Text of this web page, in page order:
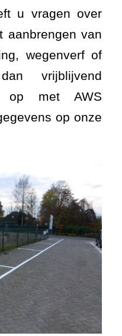
u vragen over
aanbrengen van
wegenverf of
vrijblijvend
op met AWS
op onze